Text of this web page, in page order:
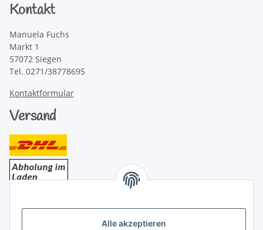
Alle akzeptieren
Kontakt
Manuela Fuchs
Markt 1
57072 Siegen
Tel. 0271/38778695
Kontaktformular
Versand